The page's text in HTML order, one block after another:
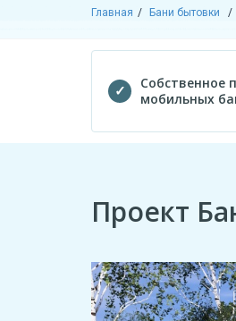
Главная Бани бытовки
Собственное
мобильных
Проект